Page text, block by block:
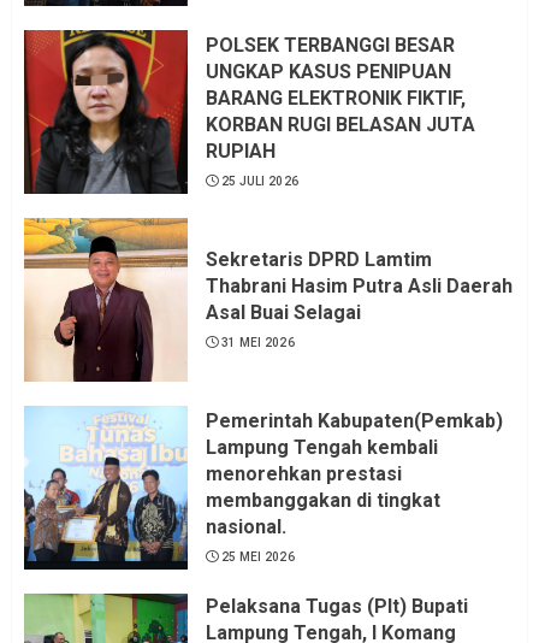
Sangat menantang Aturan dan
Dapat saya pastikan penuh Unsur
KKN, dan Unsur Politik.
6 AGUSTUS 2026
POLSEK TERBANGGI BESAR
UNGKAP KASUS PENIPUAN
BARANG ELEKTRONIK FIKTIF,
KORBAN RUGI BELASAN JUTA
RUPIAH
25 JULI 2026
Sekretaris DPRD Lamtim
Thabrani Hasim Putra Asli Daerah
Asal Buai Selagai
31 MEI 2026
Pemerintah Kabupaten(Pemkab)
Lampung Tengah kembali
menorehkan prestasi
membanggakan di tingkat
nasional.
25 MEI 2026
Pelaksana Tugas (Plt) Bupati
Lampung Tengah, I Komang